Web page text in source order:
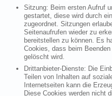
Sitzung: Beim ersten Aufruf
gestartet, diese wird durch
zugeordnet. Sitzungen
Seitenaufrufen wieder zu
bereitstellen zu können. Es
Cookies, dass beim
gelöscht wird.
Drittanbieter-Dienste: Die
Teilen von Inhalten auf
Internetseiten kann die
Diese Cookies werden nicht